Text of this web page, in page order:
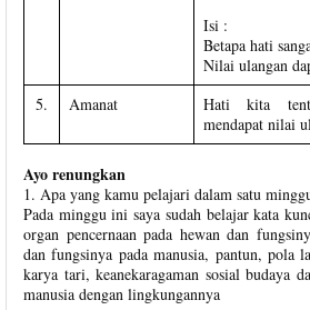
Isi :
Betapa hati
Nilai ulangan
5.
Amanat
Hati kita
mendapat nilai
Ayo renungkan
1. Apa yang kamu pelajari dalam satu
Pada minggu ini saya sudah belajar kata
organ pencernaan pada hewan dan
dan fungsinya pada manusia, pantun, pola
karya tari, keanekaragaman sosial budaya
manusia dengan lingkungannya